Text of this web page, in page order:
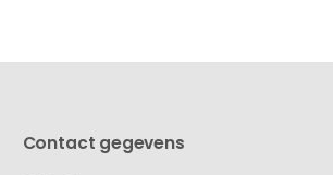
Contact gegevens